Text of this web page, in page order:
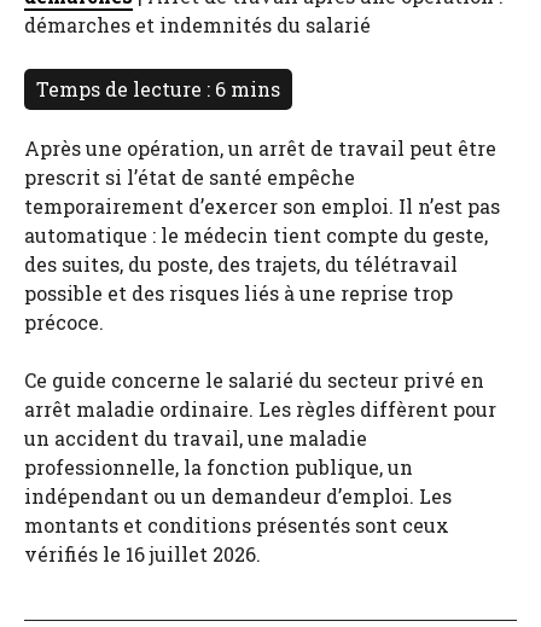
démarches et indemnités du salarié
Après une opération, un arrêt de travail peut être
prescrit si l’état de santé empêche
temporairement d’exercer son emploi. Il n’est pas
automatique : le médecin tient compte du geste,
des suites, du poste, des trajets, du télétravail
possible et des risques liés à une reprise trop
précoce.
Ce guide concerne le salarié du secteur privé en
arrêt maladie ordinaire. Les règles diffèrent pour
un accident du travail, une maladie
professionnelle, la fonction publique, un
indépendant ou un demandeur d’emploi. Les
montants et conditions présentés sont ceux
vérifiés le 16 juillet 2026.